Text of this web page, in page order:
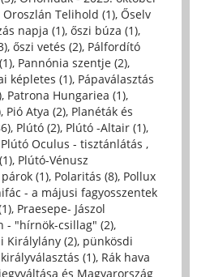
Oroszlán Telihold (1), Őselv
napja (1), őszi búza (1),
, őszi vetés (2), Pálfordító
, Pannónia szentje (2),
képletes (1), Pápaválasztás
, Patrona Hungariea (1),
, Pió Atya (2), Planéták és
, Plútó (2), Plútó -Altair (1),
Plútó Oculus - tisztánlátás ,
, Plútó-Vénusz
(1), Polaritás (8), Pollux
- a májusi fagyosszentek
, Praesepe- Jászol
- "hírnök-csillag" (2),
Királylány (2), pünkösdi
(1), Rák hava
és Magyarország